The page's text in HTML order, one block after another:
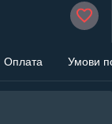
Оплата Умови